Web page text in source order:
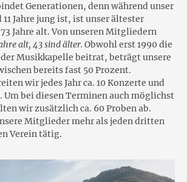
Generationen, denn während unser
Jahre jung ist, ist unser ältester
Jahre alt. Von unseren Mitgliedern
alt, 43 sind älter. Obwohl erst 1990 die
Musikkapelle beitrat, beträgt unsere
bereits fast 50 Prozent.
wir jedes Jahr ca. 10 Konzerte und
Um bei diesen Terminen auch möglichst
wir zusätzlich ca. 60 Proben ab.
Mitglieder mehr als jeden dritten
Verein tätig.